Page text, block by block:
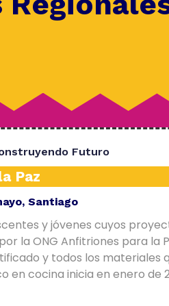
Futuro
Paz
, Santiago
y jóvenes cuyos
la ONG Anfitriones para la
y todos los materiales
en cocina inicia en enero de